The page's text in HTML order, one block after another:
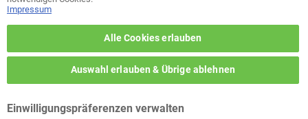
Wohn-Zentrum Unna
Wohn-Zentrum Delmenhorst
Wohn-Zentrum Bielefeld
Wohn-Zentrum Oelde
Impressum
Alle Cookies erlauben
Auswahl erlauben & Übrige ablehnen
Einwilligungspräferenzen verwalten